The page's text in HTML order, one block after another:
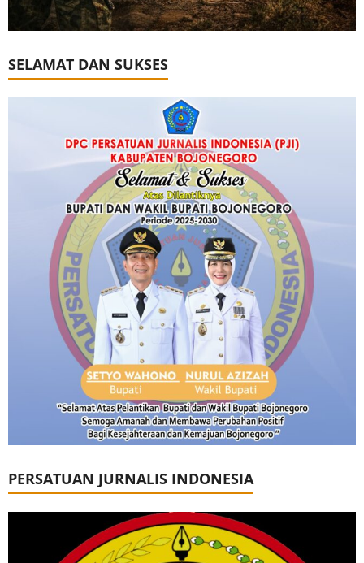
SELAMAT DAN SUKSES
PERSATUAN JURNALIS INDONESIA